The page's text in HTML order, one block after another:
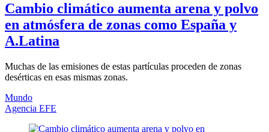
Cambio climático aumenta arena y polvo
en atmósfera de zonas como España y
A.Latina
Muchas de las emisiones de estas partículas proceden de zonas
desérticas en esas mismas zonas.
Mundo
Agencia EFE